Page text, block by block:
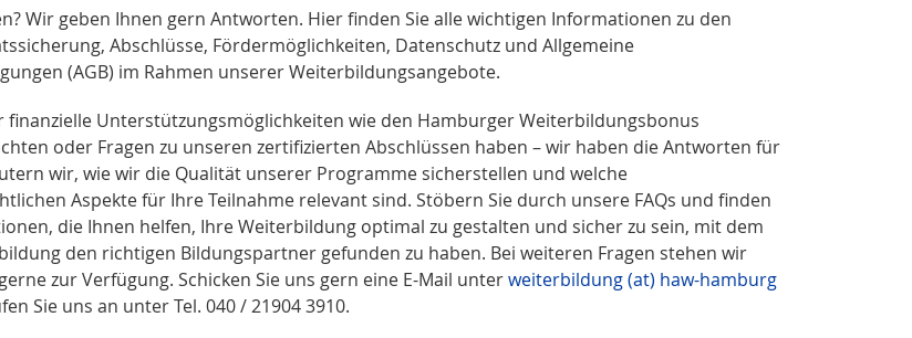
Wir geben Ihnen gern Antworten. Hier finden Sie alle wichtigen Informationen zu den
Abschlüsse, Fördermöglichkeiten, Datenschutz und Allgemeine
(AGB) im Rahmen unserer Weiterbildungsangebote.
finanzielle Unterstützungsmöglichkeiten wie den Hamburger Weiterbildungsbonus
oder Fragen zu unseren zertifizierten Abschlüssen haben – wir haben die Antworten für
wir, wie wir die Qualität unserer Programme sicherstellen und welche
Aspekte für Ihre Teilnahme relevant sind. Stöbern Sie durch unsere FAQs und finden
die Ihnen helfen, Ihre Weiterbildung optimal zu gestalten und sicher zu sein, mit dem
den richtigen Bildungspartner gefunden zu haben. Bei weiteren Fragen stehen wir
zur Verfügung. Schicken Sie uns gern eine E-Mail unterweiterbildung (at) haw-hamburg
Sie uns an unter Tel. 040 / 21904 3910.